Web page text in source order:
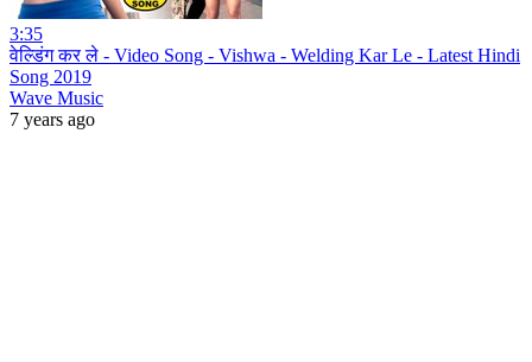
3:35
वेल्डिंग कर ले - Video Song - Vishwa - Welding Kar Le - Latest Hindi
Song 2019
Wave Music
7 years ago